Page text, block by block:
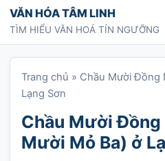
Chuyển tới nội dung
VĂN HÓA TÂM LINH
TÌM HIỂU VĂN HOÁ TÍN NGƯỠNG
Trang chủ » Chầu Mười Đồng
Lạng Sơn
Chầu Mười Đồng
Mười Mỏ Ba) ở